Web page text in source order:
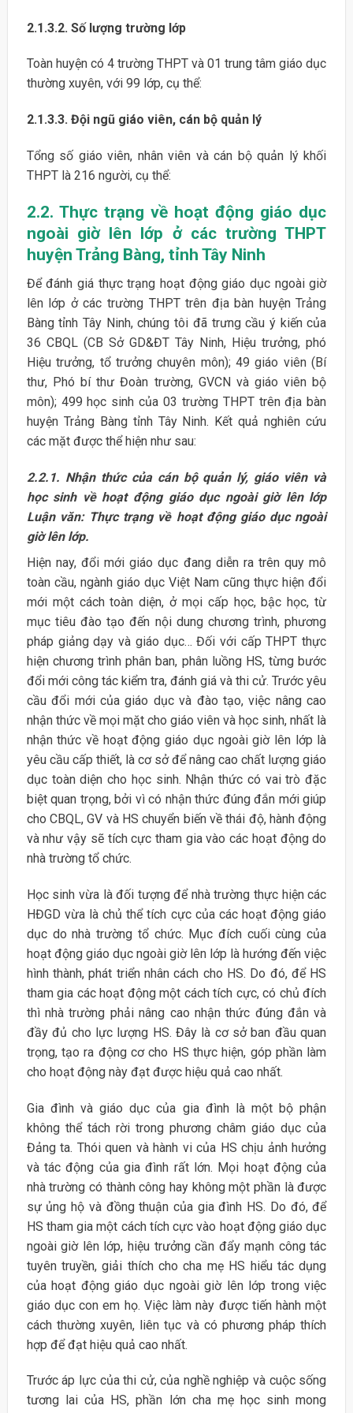
2.1.3.2. Số lượng trường lớp
Toàn huyện có 4 trường THPT và 01 trung tâm giáo dục
thường xuyên, với 99 lớp, cụ thể:
2.1.3.3. Đội ngũ giáo viên, cán bộ quản lý
Tổng số giáo viên, nhân viên và cán bộ quản lý khối
THPT là 216 người, cụ thể:
2.2. Thực trạng về hoạt động giáo dục
ngoài giờ lên lớp ở các trường THPT
huyện Trảng Bàng, tỉnh Tây Ninh
Để đánh giá thực trạng hoạt động giáo dục ngoài giờ
lên lớp ở các trường THPT trên địa bàn huyện Trảng
Bàng tỉnh Tây Ninh, chúng tôi đã trưng cầu ý kiến của
36 CBQL (CB Sở GD&ĐT Tây Ninh, Hiệu trưởng, phó
Hiệu trưởng, tổ trưởng chuyên môn); 49 giáo viên (Bí
thư, Phó bí thư Đoàn trường, GVCN và giáo viên bộ
môn); 499 học sinh của 03 trường THPT trên địa bàn
huyện Trảng Bàng tỉnh Tây Ninh. Kết quả nghiên cứu
các mặt được thể hiện như sau:
2.2.1. Nhận thức của cán bộ quản lý, giáo viên và
học sinh về hoạt động giáo dục ngoài giờ lên lớp
Luận văn: Thực trạng về hoạt động giáo dục ngoài
giờ lên lớp.
Hiện nay, đổi mới giáo dục đang diễn ra trên quy mô
toàn cầu, ngành giáo dục Việt Nam cũng thực hiện đổi
mới một cách toàn diện, ở mọi cấp học, bậc học, từ
mục tiêu đào tạo đến nội dung chương trình, phương
pháp giảng dạy và giáo dục… Đối với cấp THPT thực
hiện chương trình phân ban, phân luồng HS, từng bước
đổi mới công tác kiểm tra, đánh giá và thi cử. Trước yêu
cầu đổi mới của giáo dục và đào tạo, việc nâng cao
nhận thức về mọi mặt cho giáo viên và học sinh, nhất là
nhận thức về hoạt động giáo dục ngoài giờ lên lớp là
yêu cầu cấp thiết, là cơ sở để nâng cao chất lượng giáo
dục toàn diện cho học sinh. Nhận thức có vai trò đặc
biệt quan trọng, bởi vì có nhận thức đúng đắn mới giúp
cho CBQL, GV và HS chuyển biến về thái độ, hành động
và như vậy sẽ tích cực tham gia vào các hoạt động do
nhà trường tổ chức.
Học sinh vừa là đối tượng để nhà trường thực hiện các
HĐGD vừa là chủ thể tích cực của các hoạt động giáo
dục do nhà trường tổ chức. Mục đích cuối cùng của
hoạt động giáo dục ngoài giờ lên lớp là hướng đến việc
hình thành, phát triển nhân cách cho HS. Do đó, để HS
tham gia các hoạt động một cách tích cực, có chủ đích
thì nhà trường phải nâng cao nhận thức đúng đắn và
đầy đủ cho lực lượng HS. Đây là cơ sở ban đầu quan
trọng, tạo ra động cơ cho HS thực hiện, góp phần làm
cho hoạt động này đạt được hiệu quả cao nhất.
Gia đình và giáo dục của gia đình là một bộ phận
không thể tách rời trong phương châm giáo dục của
Đảng ta. Thói quen và hành vi của HS chịu ảnh hưởng
và tác động của gia đình rất lớn. Mọi hoạt động của
nhà trường có thành công hay không một phần là được
sự ủng hộ và đồng thuận của gia đình HS. Do đó, để
HS tham gia một cách tích cực vào hoạt động giáo dục
ngoài giờ lên lớp, hiệu trưởng cần đẩy mạnh công tác
tuyên truyền, giải thích cho cha mẹ HS hiểu tác dụng
của hoạt động giáo dục ngoài giờ lên lớp trong việc
giáo dục con em họ. Việc làm này được tiến hành một
cách thường xuyên, liên tục và có phương pháp thích
hợp để đạt hiệu quả cao nhất.
Trước áp lực của thi cử, của nghề nghiệp và cuộc sống
tương lai của HS, phần lớn cha mẹ học sinh mong